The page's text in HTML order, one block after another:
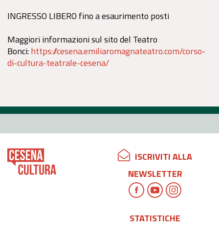
INGRESSO LIBERO fino a esaurimento posti
Maggiori informazioni sul sito del Teatro
Bonci:https://cesena.emiliaromagnateatro.com/corso-
di-cultura-teatrale-cesena/
ISCRIVITI ALLA
NEWSLETTER
STATISTICHE